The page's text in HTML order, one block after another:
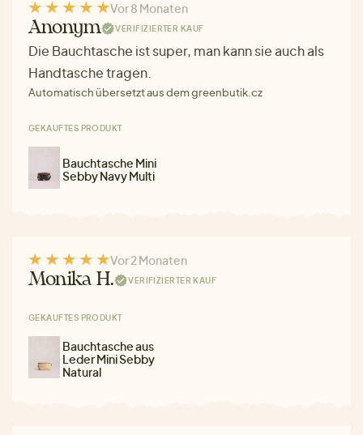
Vor 8 Monaten
Anonym VERIFIZIERTER KAUF
Die Bauchtasche ist super, man kann sie auch als
Handtasche tragen.
Automatisch übersetzt aus dem greenbutik.cz
GEKAUFTES PRODUKT
Bauchtasche Mini
Sebby Navy Multi
Vor 2 Monaten
Monika H. VERIFIZIERTER KAUF
GEKAUFTES PRODUKT
Bauchtasche aus
Leder Mini Sebby
Natural